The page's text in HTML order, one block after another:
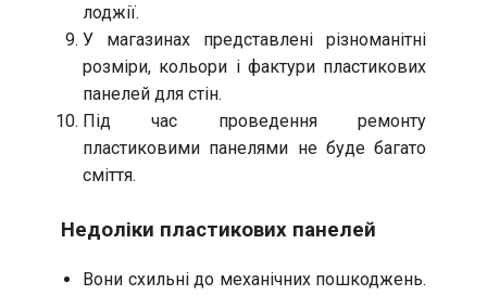
лоджії.
У магазинах представлені різноманітні
розміри, кольори і фактури пластикових
панелей для стін.
Під час проведення ремонту
пластиковими панелями не буде багато
сміття.
Недоліки пластикових панелей
Вони схильні до механічних пошкоджень.